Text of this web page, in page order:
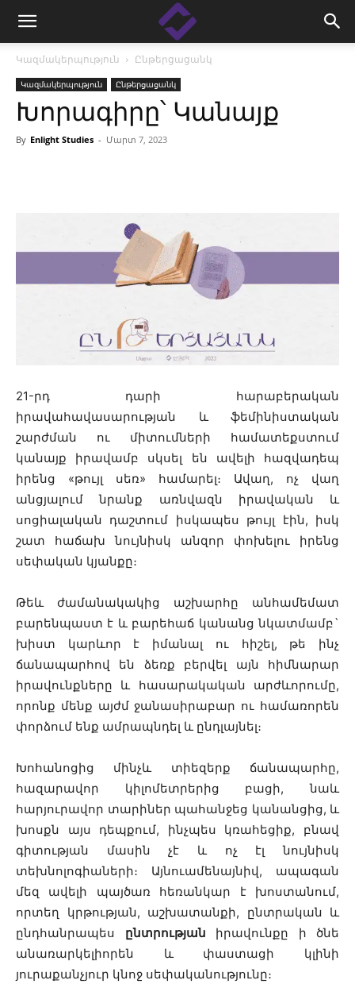
Կազմակերպություն Ընթերցացանկ
Կազմակերպություն Ընթերցացանկ
Խորագիրը՝ Կանայք
By Enlight Studies - Մարտ 7, 2023
21-րդ դարի հարաբերական
իրավահավասարության և ֆեմինիստական
շարժման ու միտումների համատեքստում
կանայք իրավամբ սկսել են ավելի հազվադեպ
իրենց «թույլ սեռ» համարել։ Ավաղ, ոչ վաղ
անցյալում նրանք առնվազն իրավական և
սոցիալական դաշտում իսկապես թույլ էին, իսկ
շատ հաճախ նույնիսկ անզոր փոխելու իրենց
սեփական կյանքը։
Թեև ժամանակակից աշխարհը անհամեմատ
բարենպաստ է և բարեհաճ կանանց նկատմամբ`
խիստ կարևոր է իմանալ ու հիշել, թե ինչ
ճանապարհով են ձեռք բերվել այն հիմնարար
իրավունքները և հասարակական արժևորումը,
որոնք մենք այժմ ջանասիրաբար ու համառորեն
փորձում ենք ամրապնդել և ընդլայնել։
Խոհանոցից մինչև տիեզերք ճանապարհը,
հազարավոր կիլոմետրերից բացի, նաև
հարյուրավոր տարիներ պահանջեց կանանցից, և
խոսքն այս դեպքում, ինչպես կռահեցիք, բնավ
գիտության մասին չէ և ոչ էլ նույնիսկ
տեխնոլոգիաների։ Այնուամենայնիվ, ապագան
մեզ ավելի պայծառ հեռանկար է խոստանում,
որտեղ կրթության, աշխատանքի, ընտրական և
ընդհանրապես ընտրության իրավունքը ի ծնե
անառարկելիորեն և փաստացի կլինի
յուրաքանչյուր կնոջ սեփականությունը։